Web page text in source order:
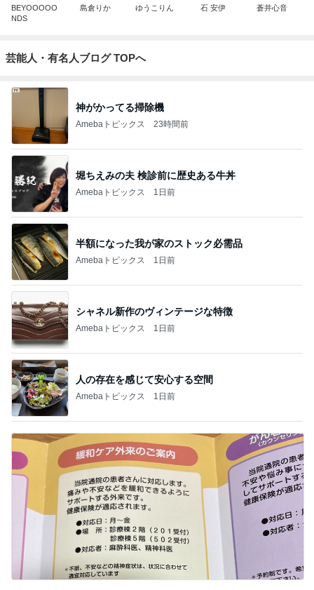
BEYOOOOO
NDS
島倉りか ゆうこりん 石 安伊 蒼井心音
芸能人・有名人ブログ TOPへ
神がかってる掃除機
Amebaトピックス 23時間前
堀ちえみの夫 検診前に歴史ある牛丼
Amebaトピックス 1日前
半額になった我が家のストック必需品
Amebaトピックス 1日前
シャネル新作のヴィンテージな特徴
Amebaトピックス 1日前
人の存在を感じて安心する空間
Amebaトピックス 1日前